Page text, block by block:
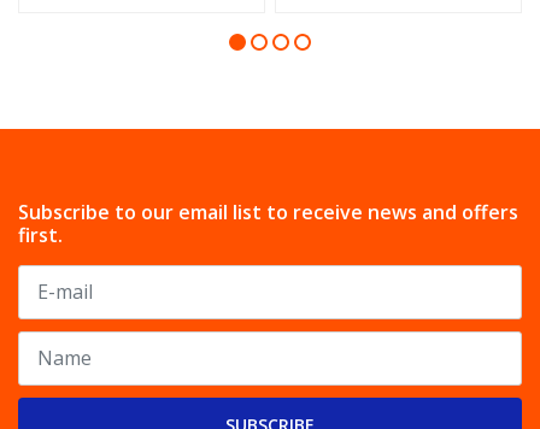
Subscribe to our email list to receive news and offers
first.